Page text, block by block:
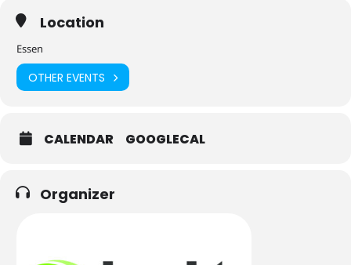
Location
Essen
OTHER EVENTS
CALENDAR GOOGLECAL
Organizer